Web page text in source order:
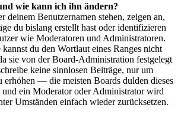
wie kann ich ihn ändern?
deinem Benutzernamen stehen, zeigen an,
du bislang erstellt hast oder identifizieren
wie Moderatoren und Administratoren.
du den Wortlaut eines Ranges nicht
sie von der Board-Administration festgelegt
keine sinnlosen Beiträge, nur um
erhöhen — die meisten Boards dulden dieses
und ein Moderator oder Administrator wird
Umständen einfach wieder zurücksetzen.